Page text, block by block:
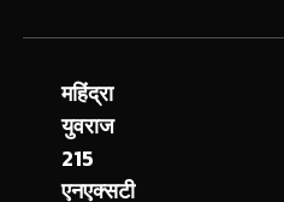
महिंद्रा
युवराज
215
एनएक्सटी